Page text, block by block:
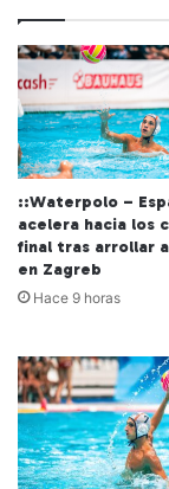
::Waterpolo –
acelera hacia los
final tras arrollar
en Zagreb
Hace 9 horas